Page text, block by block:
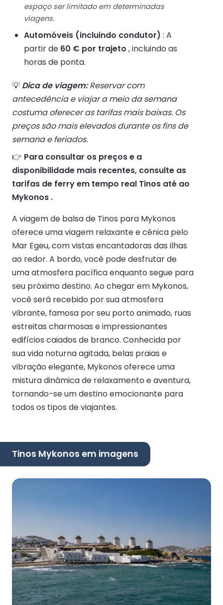
espaço ser limitado em determinadas
viagens.
Automóveis (incluindo condutor) : A
partir de 60 € por trajeto , incluindo as
horas de ponta.
💡 Dica de viagem:Reservar com
antecedência e viajar a meio da semana
costuma oferecer as tarifas mais baixas. Os
preços são mais elevados durante os fins de
semana e feriados.
👉 Para consultar os preços e a
disponibilidade mais recentes, consulte as
tarifas de ferry em tempo real Tinos até ao
Mykonos .
A viagem de balsa de Tinos para Mykonos
oferece uma viagem relaxante e cênica pelo
Mar Egeu, com vistas encantadoras das ilhas
ao redor. A bordo, você pode desfrutar de
uma atmosfera pacífica enquanto segue para
seu próximo destino. Ao chegar em Mykonos,
você será recebido por sua atmosfera
vibrante, famosa por seu porto animado, ruas
estreitas charmosas e impressionantes
edifícios caiados de branco. Conhecida por
sua vida noturna agitada, belas praias e
vibração elegante, Mykonos oferece uma
mistura dinâmica de relaxamento e aventura,
tornando-se um destino emocionante para
todos os tipos de viajantes.
Tinos Mykonos em imagens